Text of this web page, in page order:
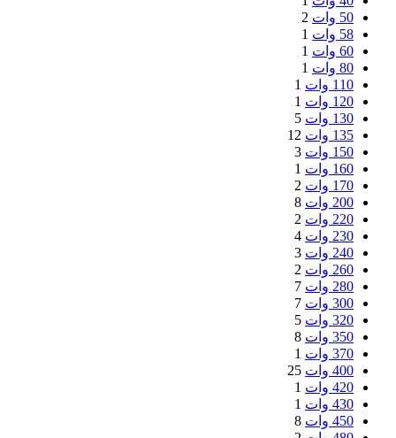
50 وات
2
58 وات
1
60 وات
1
80 وات
1
110 وات
1
120 وات
1
130 وات
5
135 وات
12
150 وات
3
160 وات
1
170 وات
2
200 وات
8
220 وات
2
230 وات
4
240 وات
3
260 وات
2
280 وات
7
300 وات
7
320 وات
5
350 وات
8
370 وات
1
400 وات
25
420 وات
1
430 وات
1
450 وات
8